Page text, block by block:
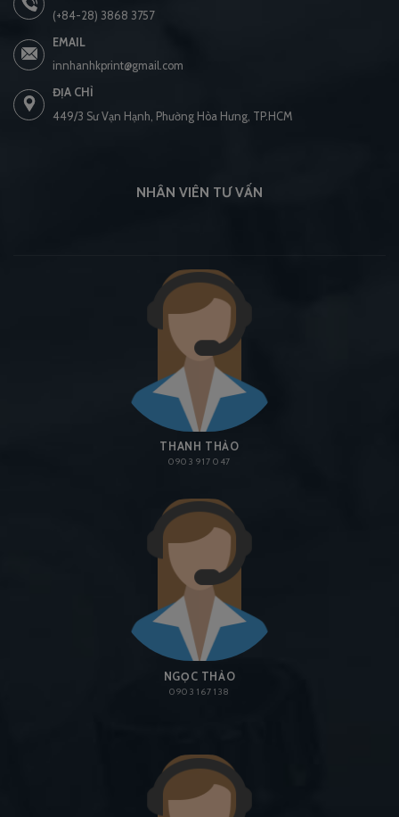
(+84-28) 3868 3757
EMAIL
innhanhkprint@gmail.com
ĐỊA CHỈ
449/3 Sư Vạn Hạnh, Phường Hòa Hưng, TP.HCM
NHÂN VIÊN TƯ VẤN
THANH THẢO
0903 917 047
NGỌC THẢO
0903 167 138